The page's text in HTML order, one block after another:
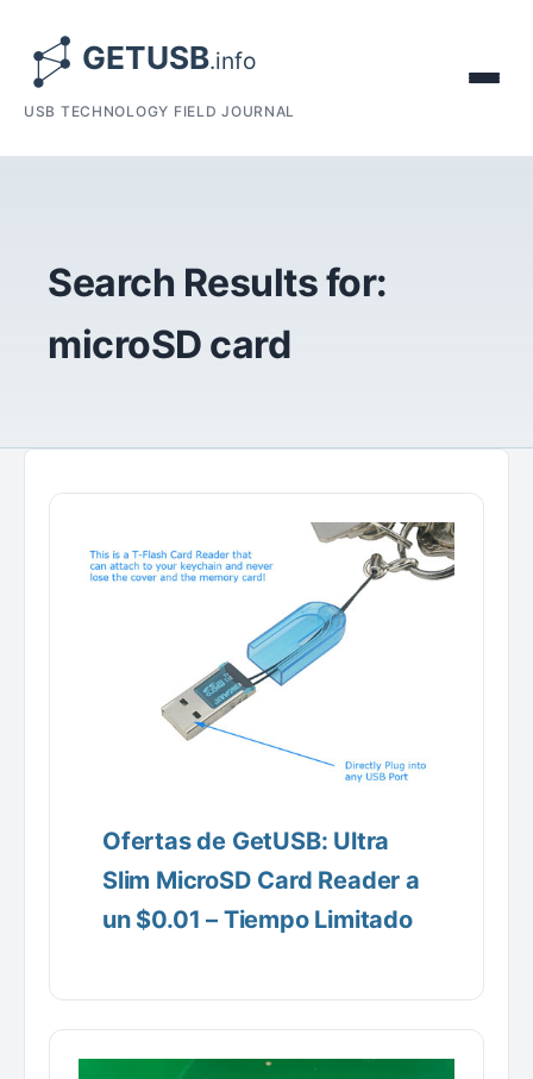
USB TECHNOLOGY FIELD JOURNAL
Search Results for:
microSD card
Ofertas de GetUSB: Ultra
Slim MicroSD Card Reader a
un $0.01 – Tiempo Limitado